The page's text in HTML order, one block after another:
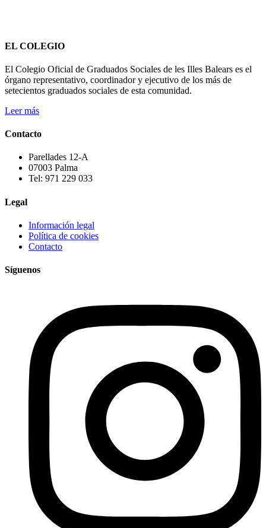
EL COLEGIO
El Colegio Oficial de Graduados Sociales de les Illes Balears es el
órgano representativo, coordinador y ejecutivo de los más de
setecientos graduados sociales de esta comunidad.
Leer más
Contacto
Parellades 12-A
07003 Palma
Tel: 971 229 033
Legal
Información legal
Política de cookies
Contacto
Síguenos